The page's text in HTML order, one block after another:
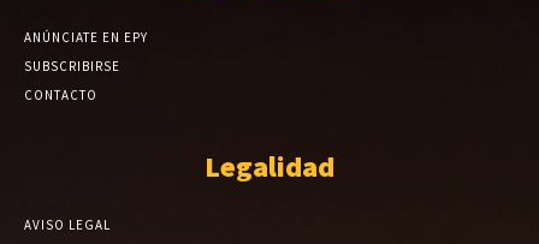
ANÚNCIATE EN EPY
SUBSCRIBIRSE
CONTACTO
Legalidad
AVISO LEGAL